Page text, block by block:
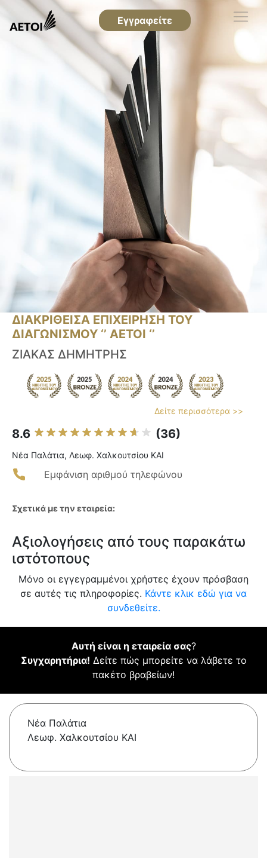
Εγγραφείτε
ΔΙΑΚΡΙΘΕΙΣΑ ΕΠΙΧΕΙΡΗΣΗ ΤΟΥ
ΔΙΑΓΩΝΙΣΜΟΥ ‘’ ΑΕΤΟΙ ‘’
ΖΙΑΚΑΣ ΔΗΜΗΤΡΗΣ
Δείτε περισσότερα >>
8.6 (36)
Νέα Παλάτια, Λεωφ. Χαλκουτσίου ΚΑΙ
Εμφάνιση αριθμού τηλεφώνου
Σχετικά με την εταιρεία:
Αξιολογήσεις από τους παρακάτω
ιστότοπους
Μόνο οι εγγεγραμμένοι χρήστες έχουν πρόσβαση
σε αυτές τις πληροφορίες. Κάντε κλικ εδώ για να
συνδεθείτε.
Αυτή είναι η εταιρεία σας?
Συγχαρητήρια! Δείτε πώς μπορείτε να λάβετε το
πακέτο βραβείων!
Νέα Παλάτια
Λεωφ. Χαλκουτσίου ΚΑΙ